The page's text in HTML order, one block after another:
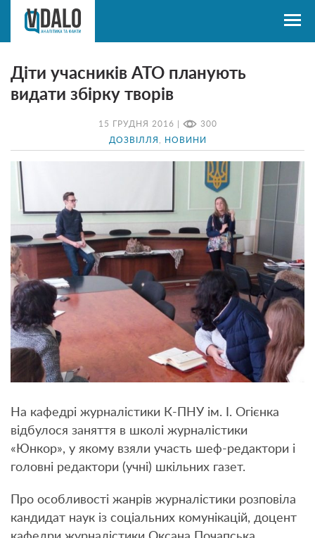
15 ГРУДНЯ 2016 | 300
ДОЗВІЛЛЯ НОВИНИ
Діти учасників АТО планують
видати збірку творів
На кафедрі журналістики К-ПНУ ім. І. Огієнка
відбулося заняття в школі журналістики
«Юнкор», у якому взяли участь шеф-редактори і
головні редактори (учні) шкільних газет.
Про особливості жанрів журналістики розповіла
кандидат наук із соціальних комунікацій, доцент